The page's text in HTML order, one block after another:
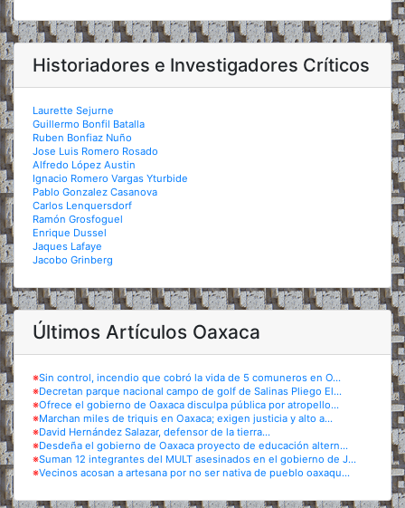
Historiadores e Investigadores Críticos
Laurette Sejurne
Guillermo Bonfil Batalla
Ruben Bonfiaz Nuño
Jose Luis Romero Rosado
Alfredo López Austin
Ignacio Romero Vargas Yturbide
Pablo Gonzalez Casanova
Carlos Lenquersdorf
Ramón Grosfoguel
Enrique Dussel
Jaques Lafaye
Jacobo Grinberg
Últimos Artículos Oaxaca
※Sin control, incendio que cobró la vida de 5 comuneros en O...
※Decretan parque nacional campo de golf de Salinas Pliego El...
※Ofrece el gobierno de Oaxaca disculpa pública por atropello...
※Marchan miles de triquis en Oaxaca; exigen justicia y alto a...
※David Hernández Salazar, defensor de la tierra...
※Desdeña el gobierno de Oaxaca proyecto de educación altern...
※Suman 12 integrantes del MULT asesinados en el gobierno de J...
※Vecinos acosan a artesana por no ser nativa de pueblo oaxaqu...